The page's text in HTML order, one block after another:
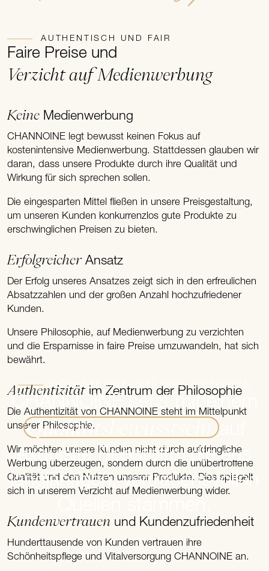
HÖCHSTE QUALITÄT UND VERTRAUEN
CHANNOINE setzt mit einem
Qualitätsbewusstsein
exquisite Rohstoffe, die aus
langjährigen, vertrauensvollen
AUTHENTISCH UND FAIR
Faire Preise und
Verzicht auf Medienwerbung
Keine Medienwerbung
CHANNOINE legt bewusst keinen Fokus auf
kostenintensive Medienwerbung. Stattdessen glauben wir
daran, dass unsere Produkte durch ihre Qualität und
Wirkung für sich sprechen sollen.
Die eingesparten Mittel fließen in unsere Preisgestaltung,
um unseren Kunden konkurrenzlos gute Produkte zu
erschwinglichen Preisen zu bieten.
ErfolgreicherAnsatz
Der Erfolg unseres Ansatzes zeigt sich in den erfreulichen
Absatzzahlen und der großen Anzahl hochzufriedener
Kunden.
Unsere Philosophie, auf Medienwerbung zu verzichten
und die Ersparnisse in faire Preise umzuwandeln, hat sich
bewährt.
Authentizitätim Zentrum der Philosophie
Die Authentizität von CHANNOINE steht im Mittelpunkt
unserer Philosophie.
Wir möchten unsere Kunden nicht durch aufdringliche
Werbung überzeugen, sondern durch die unübertroffene
Qualität und den Nutzen unserer Produkte. Dies spiegelt
sich in unserem Verzicht auf Medienwerbung wider.
Kundenvertrauen und Kundenzufriedenheit
Hunderttausende von Kunden vertrauen ihre
Schönheitspflege und Vitalversorgung CHANNOINE an.